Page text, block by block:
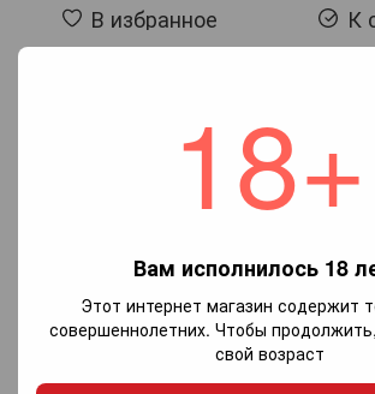
18+
Вам исполнилось 18
Этот интернет магазин содержит
совершеннолетних. Чтобы
свой возраст
В избранное К
Добавьте первый
Написать отзыв